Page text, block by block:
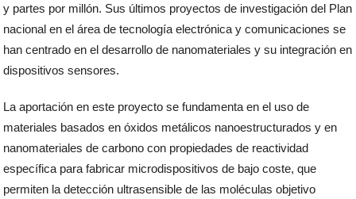
y partes por millón. Sus últimos proyectos de investigación del Plan
nacional en el área de tecnología electrónica y comunicaciones se
han centrado en el desarrollo de nanomateriales y su integración en
dispositivos sensores.
La aportación en este proyecto se fundamenta en el uso de
materiales basados en óxidos metálicos nanoestructurados y en
nanomateriales de carbono con propiedades de reactividad
específica para fabricar microdispositivos de bajo coste, que
permiten la detección ultrasensible de las moléculas objetivo